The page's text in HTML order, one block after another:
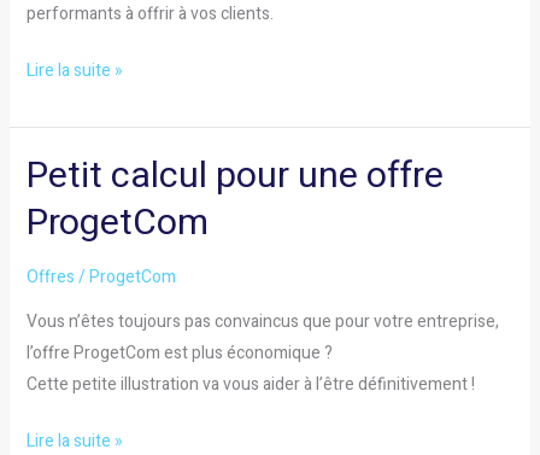
performants à offrir à vos clients.
Lire la suite »
Petit calcul pour une offre
ProgetCom
Offres/ProgetCom
Vous n’êtes toujours pas convaincus que pour votre entreprise,
l’offre ProgetCom est plus économique ?
Cette petite illustration va vous aider à l’être définitivement !
Petit
pour
ProgetCom
Lire la suite »